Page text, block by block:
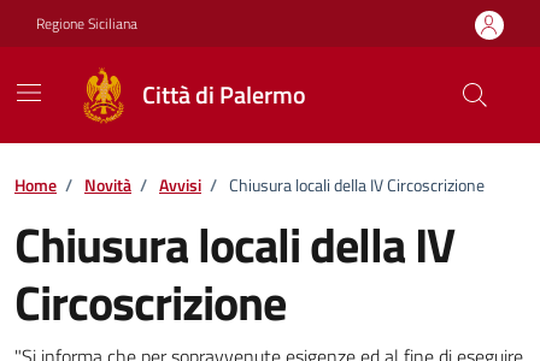
Vai ai contenuti
Vai al footer
Regione Siciliana
Città di Palermo
Home / Novità / Avvisi / Chiusura locali della IV Circoscrizione
Chiusura locali della IV
Circoscrizione